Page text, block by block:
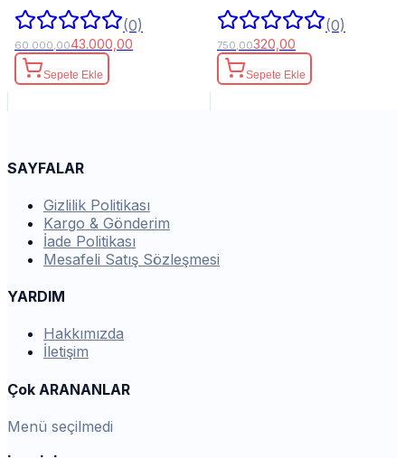
(0)
60.000,0043.000,00
Sepete Ekle
(0)
750,00320,00
Sepete Ekle
SAYFALAR
Gizlilik Politikası
Kargo & Gönderim
İade Politikası
Mesafeli Satış Sözleşmesi
YARDIM
Hakkımızda
İletişim
Çok ARANANLAR
Menü seçilmedi